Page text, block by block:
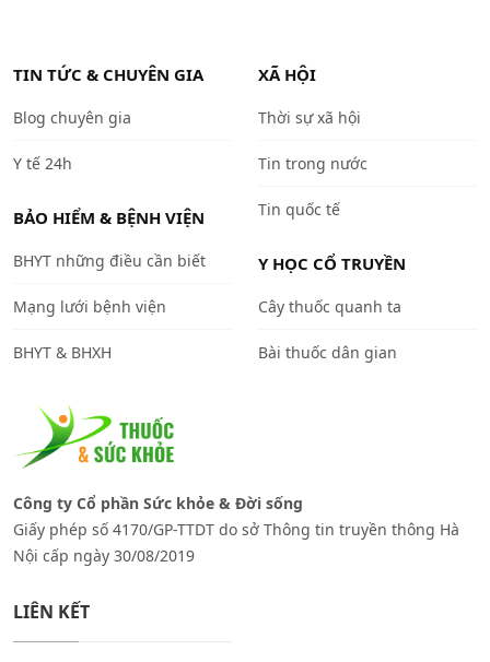
TIN TỨC & CHUYÊN GIA
Blog chuyên gia
Y tế 24h
BẢO HIỂM & BỆNH VIỆN
BHYT những điều cần biết
Mạng lưới bệnh viện
BHYT & BHXH
XÃ HỘI
Thời sự xã hội
Tin trong nước
Tin quốc tế
Y HỌC CỔ TRUYỀN
Cây thuốc quanh ta
Bài thuốc dân gian
Công ty Cổ phần Sức khỏe & Đời sống
Giấy phép số 4170/GP-TTDT do sở Thông tin truyền thông Hà
Nội cấp ngày 30/08/2019
LIÊN KẾT